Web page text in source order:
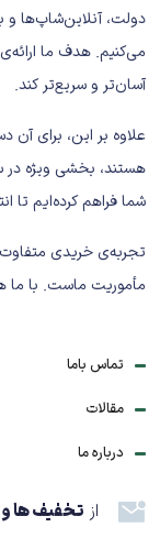
دولت، آنلاین‌شاپ‌ها و
می‌کنیم. هدف ما
آسان‌تر و سریع‌تر کند.
علاوه بر این، برای آن
هستند، بخشی ویژه در
شما فراهم کرده‌ایم تا
تجربه‌ی خریدی
مأموریت ماست. با ما
تماس باما
مقالات
درباره ما
از تخفیف ها